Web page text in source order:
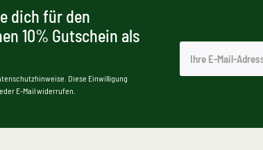
dich für den
10% Gutschein als
Diese Einwilligung
E-Mail widerrufen.